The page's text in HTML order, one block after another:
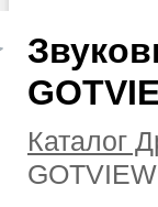
Каталог